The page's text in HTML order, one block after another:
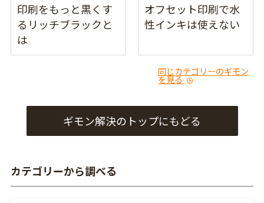
印刷をもっと黒くす
るリッチブラックと
は
オフセット印刷で水
性インキは使えない
同じカテゴリーのギモン
を見る
ギモン解決のトップにもどる
カテゴリーから調べる